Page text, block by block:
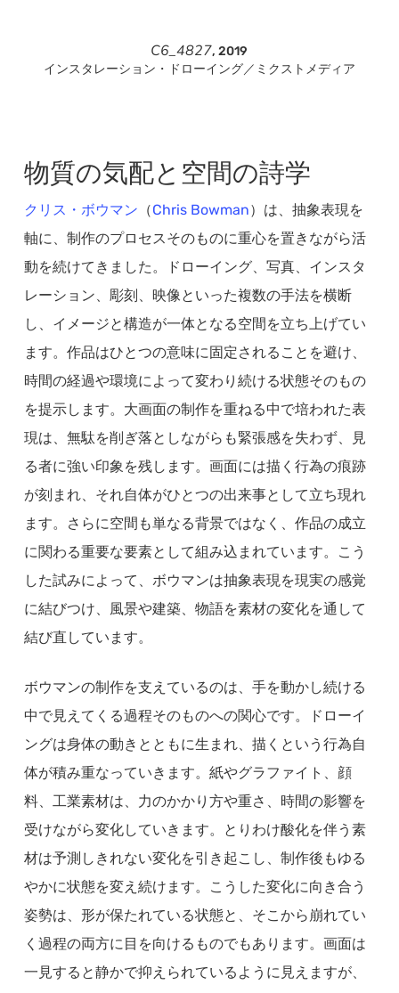
C6_4827, 2019
インスタレーション・ドローイング／ミクストメディア
物質の気配と空間の詩学
クリス・ボウマン （Chris Bowman）は、抽象表現を
軸に、制作のプロセスそのものに重心を置きながら活
動を続けてきました。ドローイング、写真、インスタ
レーション、彫刻、映像といった複数の手法を横断
し、イメージと構造が一体となる空間を立ち上げてい
ます。作品はひとつの意味に固定されることを避け、
時間の経過や環境によって変わり続ける状態そのもの
を提示します。大画面の制作を重ねる中で培われた表
現は、無駄を削ぎ落としながらも緊張感を失わず、見
る者に強い印象を残します。画面には描く行為の痕跡
が刻まれ、それ自体がひとつの出来事として立ち現れ
ます。さらに空間も単なる背景ではなく、作品の成立
に関わる重要な要素として組み込まれています。こう
した試みによって、ボウマンは抽象表現を現実の感覚
に結びつけ、風景や建築、物語を素材の変化を通して
結び直しています。
ボウマンの制作を支えているのは、手を動かし続ける
中で見えてくる過程そのものへの関心です。ドローイ
ングは身体の動きとともに生まれ、描くという行為自
体が積み重なっていきます。紙やグラファイト、顔
料、工業素材は、力のかかり方や重さ、時間の影響を
受けながら変化していきます。とりわけ酸化を伴う素
材は予測しきれない変化を引き起こし、制作後もゆる
やかに状態を変え続けます。こうした変化に向き合う
姿勢は、形が保たれている状態と、そこから崩れてい
く過程の両方に目を向けるものでもあります。画面は
一見すると静かで抑えられているように見えますが、